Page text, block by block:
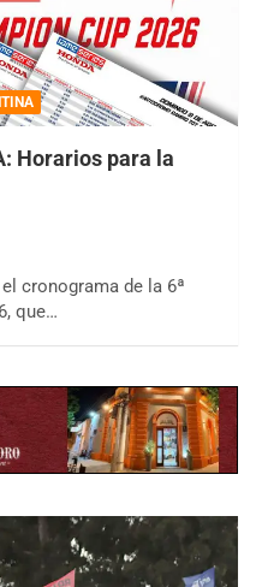
Horarios para la
cronograma de la 6ª
que…